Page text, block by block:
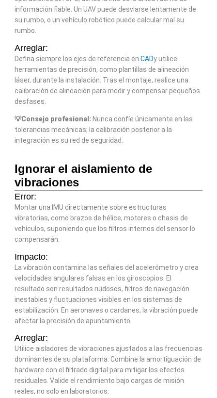
información fiable. Un UAV puede desviarse lentamente de
su rumbo, o un vehículo robótico puede calcular mal su
rumbo.
Arreglar:
Defina siempre los ejes de referencia en CADy utilice
herramientas de precisión, como plantillas de alineación
láser, durante la instalación. Tras el montaje, realice una
calibración de alineación para medir y compensar pequeños
desfases.
💡Consejo profesional: Nunca confíe únicamente en las
tolerancias mecánicas; la calibración posterior a la
integración es su red de seguridad.
Ignorar el aislamiento de
vibraciones
Error:
Montar una IMU directamente sobre estructuras
vibratorias, como brazos de hélice, motores o chasis de
vehículos, suponiendo que los filtros internos del sensor lo
compensarán.
Impacto:
La vibración contamina las señales del acelerómetro y crea
velocidades angulares falsas en los giroscopios. El
resultado son resultados ruidosos, filtros de navegación
inestables y fluctuaciones visibles en los sistemas de
estabilización. En aeronaves o cardanes, la vibración puede
afectar la precisión de apuntamiento.
Arreglar:
Utilice aisladores de vibraciones ajustados a las frecuencias
dominantes de su plataforma. Combine la amortiguación de
hardware con el filtrado digital para mitigar los efectos
residuales. Valide el rendimiento bajo cargas de misión
reales, no solo en laboratorios.